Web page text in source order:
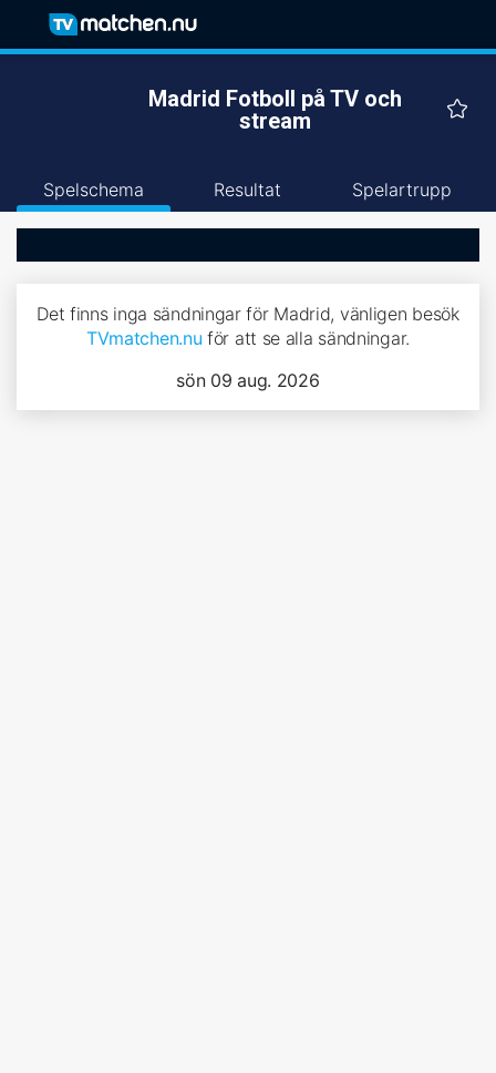
Madrid Fotboll på TV och
stream
Spelschema Resultat Spelartrupp
Det finns inga sändningar för Madrid, vänligen besök
TVmatchen.nu för att se alla sändningar.
sön 09 aug. 2026